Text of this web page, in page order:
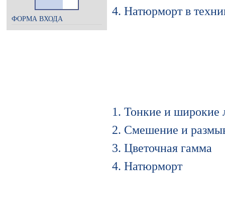
ФОРМА ВХОДА
4. Натюрморт в
1. Тонкие и широкие
2. Смешение и
3. Цветочная гамма
4. Натюрморт